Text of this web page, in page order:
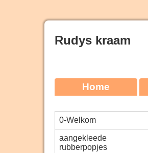
Rudys kraam
Home
0-Welkom
aangekleede
rubberpopjes